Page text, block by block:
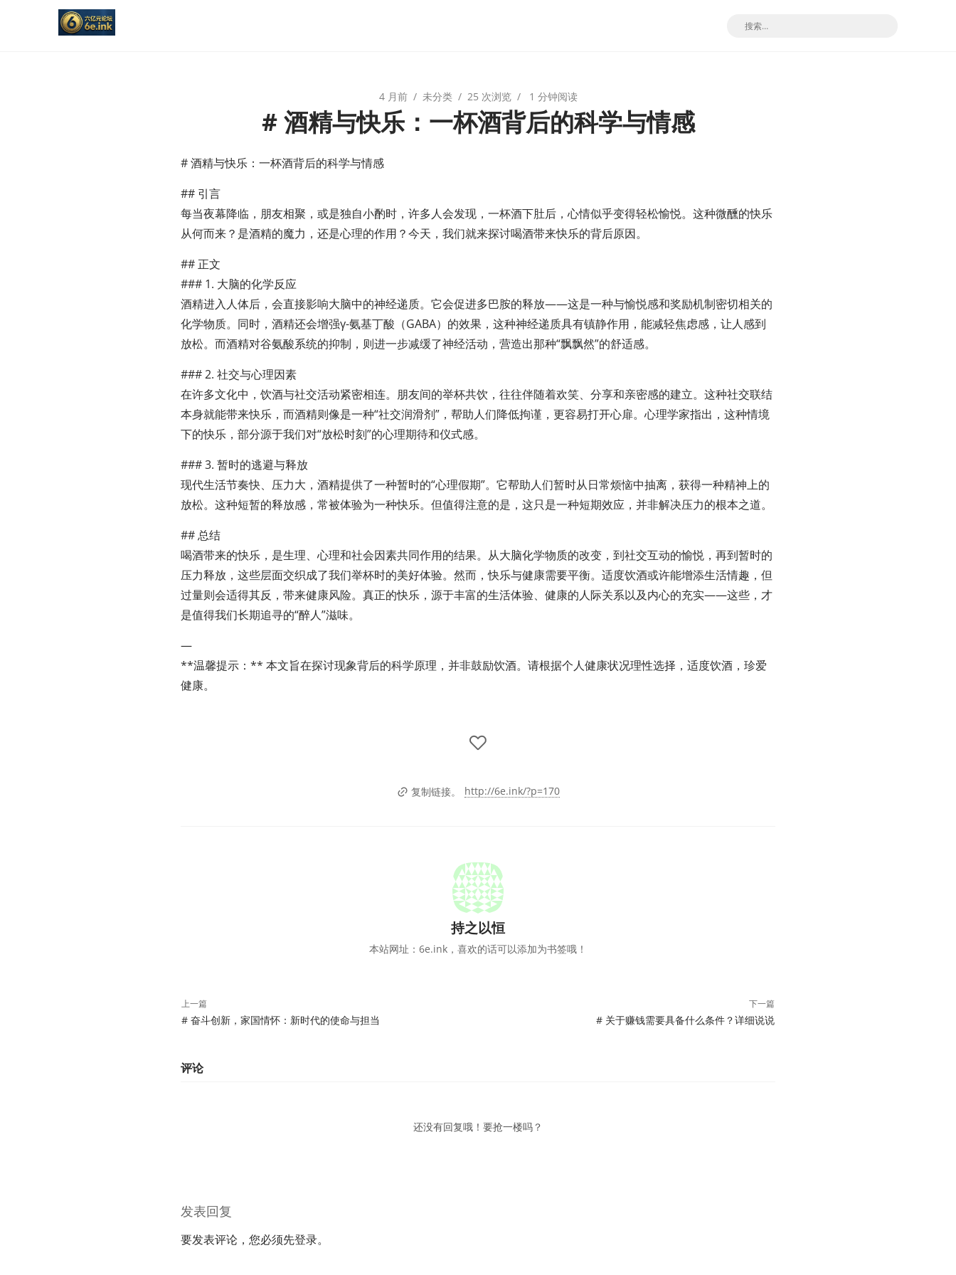
4 月前 未分类 25 次浏览 1 分钟阅读
# 酒精与快乐：一杯酒背后的科学与情感
# 酒精与快乐：一杯酒背后的科学与情感
## 引言
每当夜幕降临，朋友相聚，或是独自小酌时，许多人会发现，一杯酒下肚后，心情似乎变得轻松愉悦。这种微醺的快乐
从何而来？是酒精的魔力，还是心理的作用？今天，我们就来探讨喝酒带来快乐的背后原因。
## 正文
### 1. 大脑的化学反应
酒精进入人体后，会直接影响大脑中的神经递质。它会促进多巴胺的释放——这是一种与愉悦感和奖励机制密切相关的
化学物质。同时，酒精还会增强γ-氨基丁酸（GABA）的效果，这种神经递质具有镇静作用，能减轻焦虑感，让人感到
放松。而酒精对谷氨酸系统的抑制，则进一步减缓了神经活动，营造出那种“飘飘然”的舒适感。
### 2. 社交与心理因素
在许多文化中，饮酒与社交活动紧密相连。朋友间的举杯共饮，往往伴随着欢笑、分享和亲密感的建立。这种社交联结
本身就能带来快乐，而酒精则像是一种“社交润滑剂”，帮助人们降低拘谨，更容易打开心扉。心理学家指出，这种情境
下的快乐，部分源于我们对“放松时刻”的心理期待和仪式感。
### 3. 暂时的逃避与释放
现代生活节奏快、压力大，酒精提供了一种暂时的“心理假期”。它帮助人们暂时从日常烦恼中抽离，获得一种精神上的
放松。这种短暂的释放感，常被体验为一种快乐。但值得注意的是，这只是一种短期效应，并非解决压力的根本之道。
## 总结
喝酒带来的快乐，是生理、心理和社会因素共同作用的结果。从大脑化学物质的改变，到社交互动的愉悦，再到暂时的
压力释放，这些层面交织成了我们举杯时的美好体验。然而，快乐与健康需要平衡。适度饮酒或许能增添生活情趣，但
过量则会适得其反，带来健康风险。真正的快乐，源于丰富的生活体验、健康的人际关系以及内心的充实——这些，才
是值得我们长期追寻的“醉人”滋味。
—
**温馨提示：** 本文旨在探讨现象背后的科学原理，并非鼓励饮酒。请根据个人健康状况理性选择，适度饮酒，珍爱
健康。
复制链接。 http://6e.ink/?p=170
持之以恒
本站网址：6e.ink，喜欢的话可以添加为书签哦！
上一篇
# 奋斗创新，家国情怀：新时代的使命与担当
下一篇
# 关于赚钱需要具备什么条件？详细说说
评论
还没有回复哦！要抢一楼吗？
发表回复
要发表评论，您必须先登录。